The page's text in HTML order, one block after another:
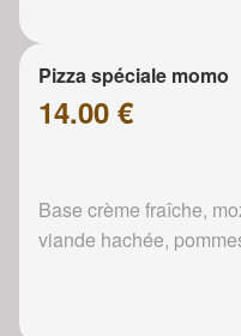
Pizza spéciale momo
14.00 €
Base crème fraîche,
viande hachée,